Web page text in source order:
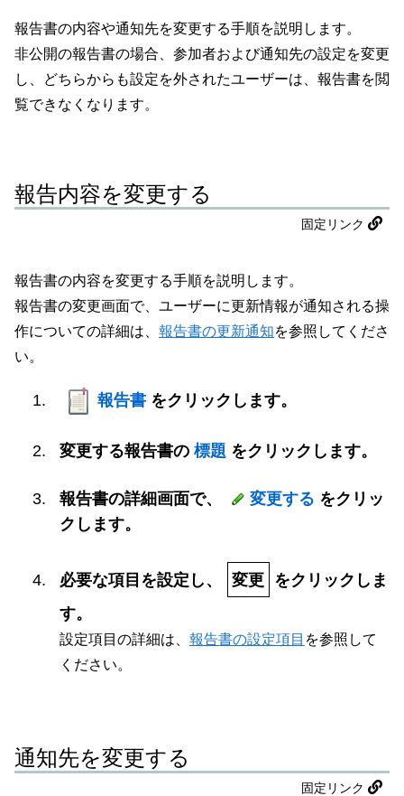
報告書の内容や通知先を変更する手順を説明します。
非公開の報告書の場合、参加者および通知先の設定を変更
し、どちらからも設定を外されたユーザーは、報告書を閲
覧できなくなります。
報告内容を変更する
固定リンク
報告書の内容を変更する手順を説明します。
報告書の変更画面で、ユーザーに更新情報が通知される操
作についての詳細は、 報告書の更新通知を参照してくださ
い。
報告書 をクリックします。
変更する報告書の 標題 をクリックします。
報告書の詳細画面で、 変更する をクリッ
クします。
必要な項目を設定し、 変更 をクリックしま
す。
設定項目の詳細は、 報告書の設定項目 を参照して
ください。
通知先を変更する
固定リンク